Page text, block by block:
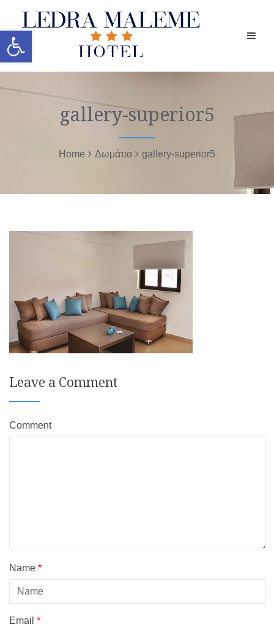
Ανοίξτε τη γραμμή εργαλείων
gallery-superior5
Home Δωμάτια gallery-superior5
Leave a Comment
Comment
Name *
Email *